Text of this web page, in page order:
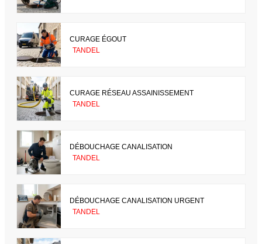
CURAGE ÉGOUT
TANDEL
CURAGE RÉSEAU ASSAINISSEMENT
TANDEL
DÉBOUCHAGE CANALISATION
TANDEL
DÉBOUCHAGE CANALISATION URGENT
TANDEL